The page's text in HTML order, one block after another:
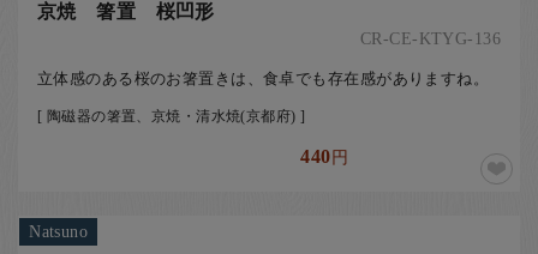
京焼 箸置 桜凹形
CR-CE-KTYG-136
立体感のある桜のお箸置きは、食卓でも存在感がありますね。
[ 陶磁器の箸置、京焼・清水焼(京都府) ]
440円
Natsuno